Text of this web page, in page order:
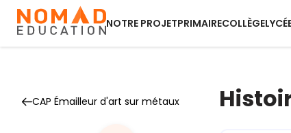
NOTRE PROJETPRIMAIRECOLLÈGE
CAP Émailleur d'art sur métaux